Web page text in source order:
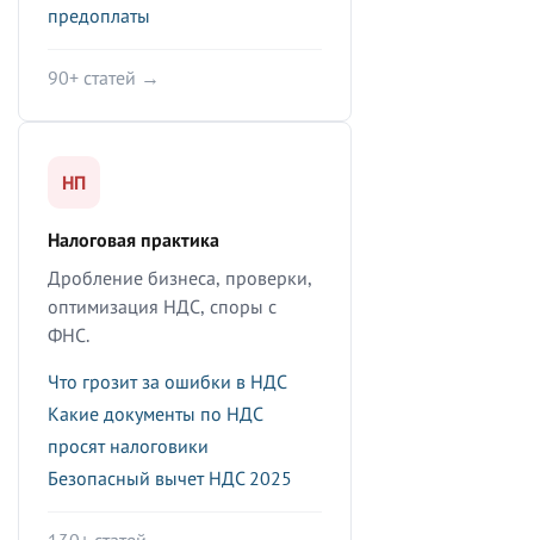
предоплаты
90+ статей →
НП
Налоговая практика
Дробление бизнеса, проверки,
оптимизация НДС, споры с
ФНС.
Что грозит за ошибки в НДС
Какие документы по НДС
просят налоговики
Безопасный вычет НДС 2025